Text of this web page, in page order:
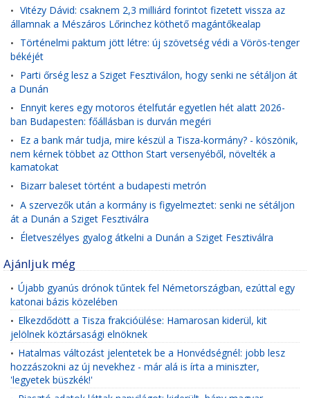
• Vitézy Dávid: csaknem 2,3 milliárd forintot fizetett vissza az
államnak a Mészáros Lőrinchez köthető magántőkealap
• Történelmi paktum jött létre: új szövetség védi a Vörös-tenger
békéjét
• Parti őrség lesz a Sziget Fesztiválon, hogy senki ne sétáljon át
a Dunán
• Ennyit keres egy motoros ételfutár egyetlen hét alatt 2026-
ban Budapesten: főállásban is durván megéri
• Ez a bank már tudja, mire készül a Tisza-kormány? - köszönik,
nem kérnek többet az Otthon Start versenyéből, növelték a
kamatokat
• Bizarr baleset történt a budapesti metrón
• A szervezők után a kormány is figyelmeztet: senki ne sétáljon
át a Dunán a Sziget Fesztiválra
• Életveszélyes gyalog átkelni a Dunán a Sziget Fesztiválra
Ajánljuk még
• Újabb gyanús drónok tűntek fel Németországban, ezúttal egy
katonai bázis közelében
• Elkezdődött a Tisza frakcióülése: Hamarosan kiderül, kit
jelölnek köztársasági elnöknek
• Hatalmas változást jelentetek be a Honvédségnél: jobb lesz
hozzászokni az új nevekhez - már alá is írta a miniszter,
'legyetek büszkék!'